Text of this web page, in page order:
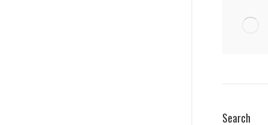
Search